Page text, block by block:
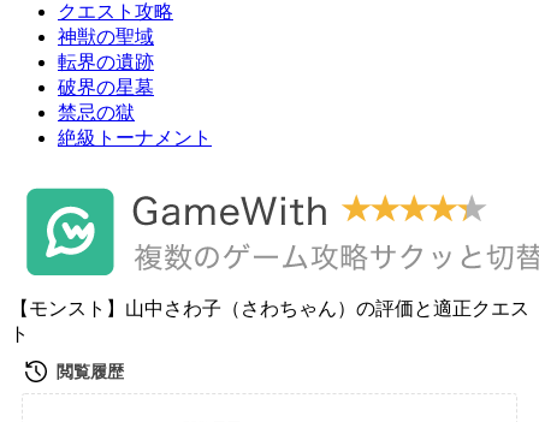
クエスト攻略
神獣の聖域
転界の遺跡
破界の星墓
禁忌の獄
絶級トーナメント
【モンスト】山中さわ子（さわちゃん）の評価と適正クエス
ト